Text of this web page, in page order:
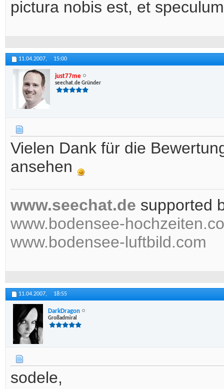
pictura nobis est, et
11.04.2007, 15:00
just77me
seechat.de Gründer
Vielen Dank für die
ansehen
www.seechat.de supported
www.bodensee-
www.bodensee-luftbild.com
11.04.2007, 18:55
DarkDragon
Großadmiral
sodele,